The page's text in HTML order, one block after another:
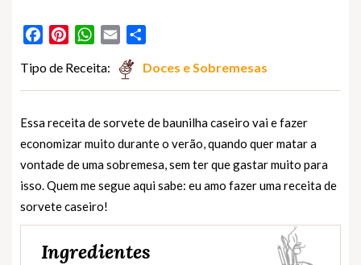
FacebookPinterestWhatsApp
Email
Tipo de Receita: Doces e Sobremesas
Essa receita de sorvete de baunilha caseiro vai e fazer
economizar muito durante o verão, quando quer matar a
vontade de uma sobremesa, sem ter que gastar muito para
isso. Quem me segue aqui sabe: eu amo fazer uma receita de
sorvete caseiro!
Ingredientes